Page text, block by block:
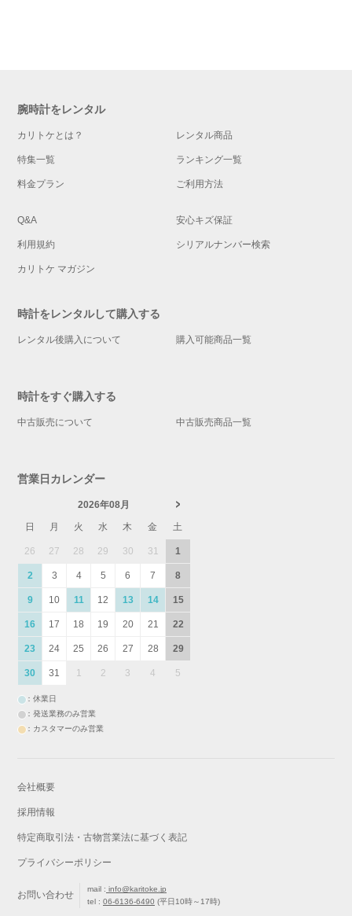
腕時計をレンタル
カリトケとは？ レンタル商品
特集一覧 ランキング一覧
料金プラン ご利用方法
Q&A 安心キズ保証
利用規約 シリアルナンバー検索
カリトケ マガジン
時計をレンタルして購入する
レンタル後購入について 購入可能商品一覧
時計をすぐ購入する
中古販売について 中古販売商品一覧
営業日カレンダー
2026年08月
日
月 火 水 木 金 土
26 27 28 29 30 31 1
2 3 4 5 6 7 8
9 10 11 12 13 14 15
16 17 18 19 20 21 22
23 24 25 26 27 28 29
30 31 1 2 3 4 5
：休業日
：発送業務のみ営業
：カスタマーのみ営業
会社概要
採用情報
特定商取引法・古物営業法に基づく表記
プライバシーポリシー
お問い合わせ
mail : info@karitoke.jp
tel :06-6136-6490 (平日10時～17時)